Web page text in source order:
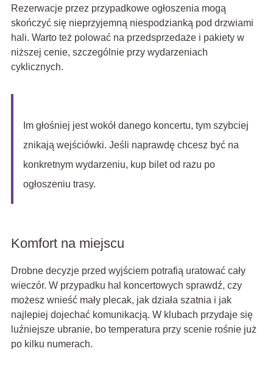
Rezerwacje przez przypadkowe ogłoszenia mogą
skończyć się nieprzyjemną niespodzianką pod drzwiami
hali. Warto też polować na przedsprzedaże i pakiety w
niższej cenie, szczególnie przy wydarzeniach
cyklicznych.
Im głośniej jest wokół danego koncertu, tym szybciej
znikają wejściówki. Jeśli naprawdę chcesz być na
konkretnym wydarzeniu, kup bilet od razu po
ogłoszeniu trasy.
Komfort na miejscu
Drobne decyzje przed wyjściem potrafią uratować cały
wieczór. W przypadku hal koncertowych sprawdź, czy
możesz wnieść mały plecak, jak działa szatnia i jak
najlepiej dojechać komunikacją. W klubach przydaje się
luźniejsze ubranie, bo temperatura przy scenie rośnie już
po kilku numerach.